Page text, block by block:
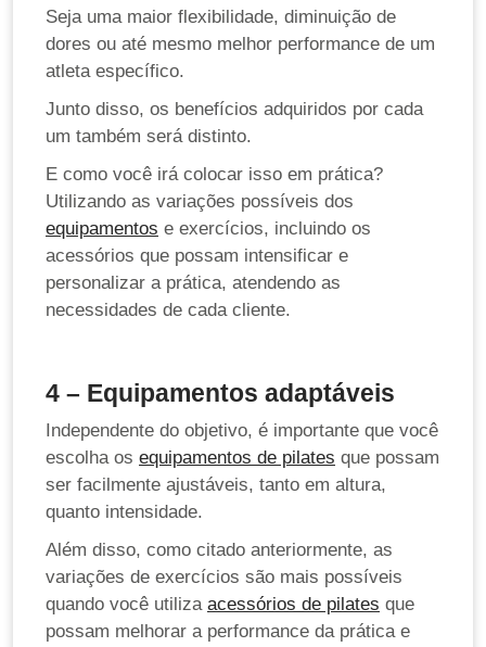
Seja uma maior flexibilidade, diminuição de
dores ou até mesmo melhor performance de um
atleta específico.
Junto disso, os benefícios adquiridos por cada
um também será distinto.
E como você irá colocar isso em prática?
Utilizando as variações possíveis dos
equipamentos e exercícios, incluindo os
acessórios que possam intensificar e
personalizar a prática, atendendo as
necessidades de cada cliente.
4 – Equipamentos adaptáveis
Independente do objetivo, é importante que você
escolha os equipamentos de pilates que possam
ser facilmente ajustáveis, tanto em altura,
quanto intensidade.
Além disso, como citado anteriormente, as
variações de exercícios são mais possíveis
quando você utiliza acessórios de pilates que
possam melhorar a performance da prática e